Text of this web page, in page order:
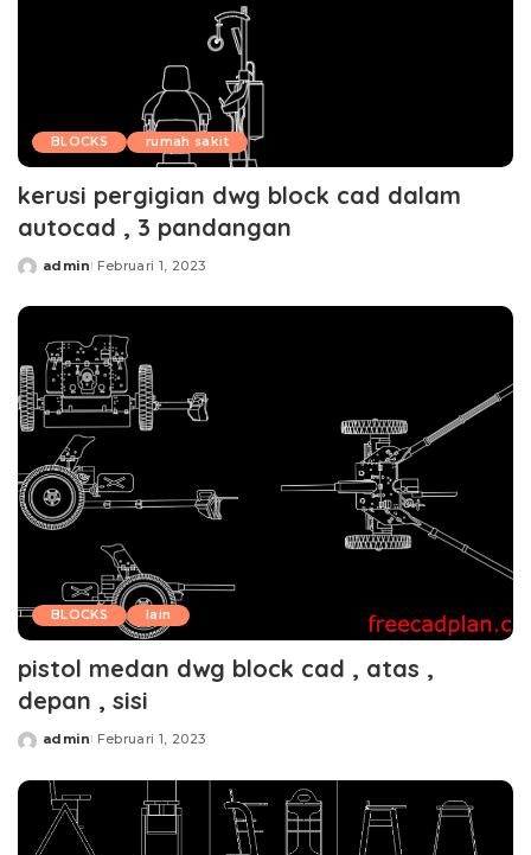
BLOCKS rumah sakit
kerusi pergigian dwg block cad dalam
autocad , 3 pandangan
Posted
admin Februari 1, 2023
BLOCKS lain
pistol medan dwg block cad , atas ,
depan , sisi
Posted
admin Februari 1, 2023